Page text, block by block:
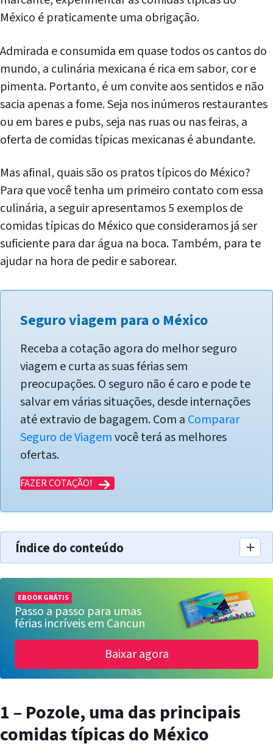
México é praticamente uma obrigação.
Admirada e consumida em quase todos os cantos do
mundo, a culinária mexicana é rica em sabor, cor e
pimenta. Portanto, é um convite aos sentidos e não
sacia apenas a fome. Seja nos inúmeros restaurantes
ou em bares e pubs, seja nas ruas ou nas feiras, a
oferta de comidas típicas mexicanas é abundante.
Mas afinal, quais são os pratos típicos do México?
Para que você tenha um primeiro contato com essa
culinária, a seguir apresentamos 5 exemplos de
comidas típicas do México que consideramos já ser
suficiente para dar água na boca. Também, para te
ajudar na hora de pedir e saborear.
Seguro viagem para o México
Receba a cotação agora do melhor seguro
viagem e curta as suas férias sem
preocupações. O seguro não é caro e pode te
salvar em várias situações, desde internações
até extravio de bagagem. Com a Comparar
Seguro de Viagemvocê terá as melhores
ofertas.
FAZER COTAÇÃO!
Índice do conteúdo
EBOOK GRÁTIS
Passo a passo para umas
férias incríveis em Cancun
Baixar agora
1 – Pozole, uma das principais
comidas típicas do México